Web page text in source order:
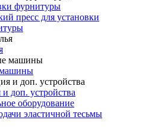
фурнитуры
пресс для установки
доп. устройства
оборудование
эластичной тесьмы